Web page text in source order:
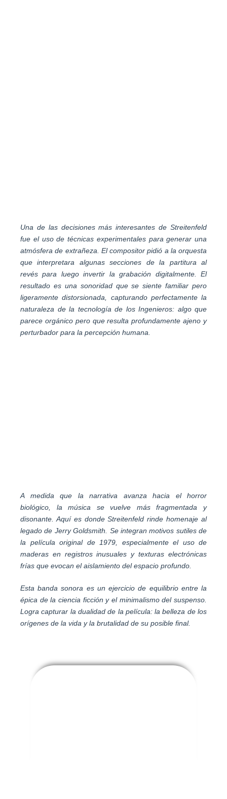
Una de las decisiones más interesantes de Streitenfeld
fue el uso de técnicas experimentales para generar una
atmósfera de extrañeza. El compositor pidió a la orquesta
que interpretara algunas secciones de la partitura al
revés para luego invertir la grabación digitalmente. El
resultado es una sonoridad que se siente familiar pero
ligeramente distorsionada, capturando perfectamente la
naturaleza de la tecnología de los Ingenieros: algo que
parece orgánico pero que resulta profundamente ajeno y
perturbador para la percepción humana.
A medida que la narrativa avanza hacia el horror
biológico, la música se vuelve más fragmentada y
disonante. Aquí es donde Streitenfeld rinde homenaje al
legado de Jerry Goldsmith. Se integran motivos sutiles de
la película original de 1979, especialmente el uso de
maderas en registros inusuales y texturas electrónicas
frías que evocan el aislamiento del espacio profundo.
Esta banda sonora es un ejercicio de equilibrio entre la
épica de la ciencia ficción y el minimalismo del suspenso.
Logra capturar la dualidad de la película: la belleza de los
orígenes de la vida y la brutalidad de su posible final.